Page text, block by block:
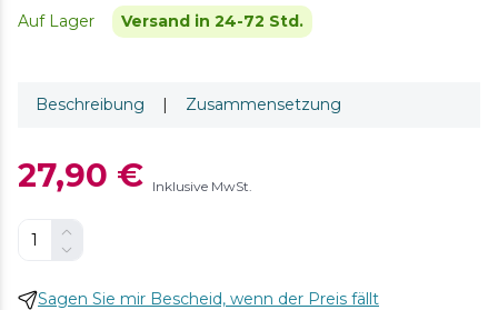
Auf Lager Versand in 24-72 Std.
Beschreibung | Zusammensetzung
27,90 € Inklusive MwSt.
Sagen Sie mir Bescheid, wenn der Preis fällt